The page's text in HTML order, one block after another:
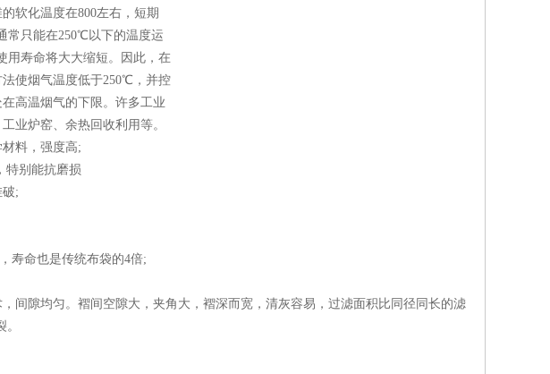
软化温度在800左右，短期
常只能在250℃以下的温度运
用寿命将大大缩短。因此，在
使烟气温度低于250℃，并控
高温烟气的下限。许多工业
业炉窑、余热回收利用等。
料，强度高;
特别能抗磨损
;
寿命也是传统布袋的4倍;
间隙均匀。褶间空隙大，夹角大，褶深而宽，清灰容易，过滤面积比同径同长的滤